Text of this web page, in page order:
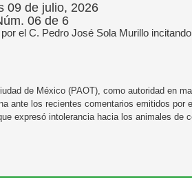
09 de julio, 2026
06 de 6
el C. Pedro José Sola Murillo
de México (PAOT), como autoridad en
ante los recientes comentarios emitidos por
expresó intolerancia hacia los animales de